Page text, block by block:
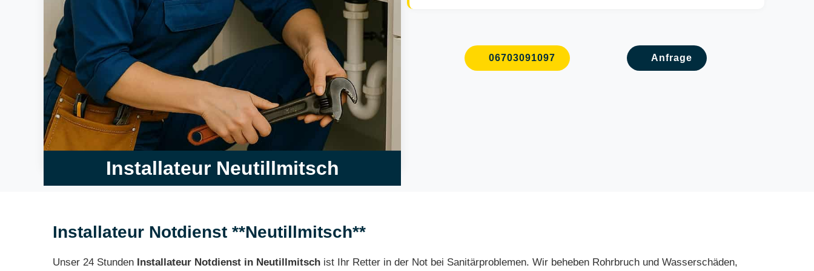
Installateur Neutillmitsch
06703091097 Anfrage
Installateur Notdienst **Neutillmitsch**
Unser 24 Stunden Installateur Notdienst in Neutillmitsch ist Ihr Retter in der Not bei Sanitärproblemen. Wir beheben Rohrbruch und Wasserschäden,